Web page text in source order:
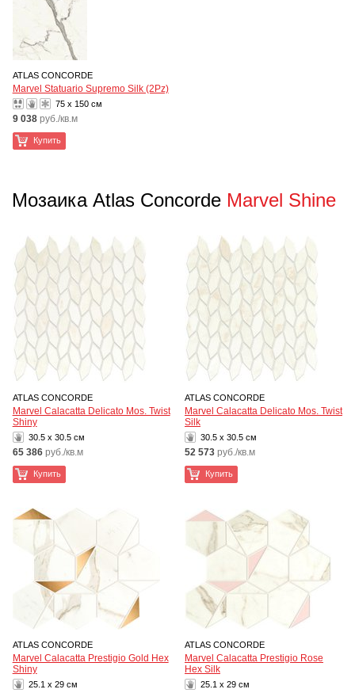
ATLAS CONCORDE
Marvel Statuario Supremo Silk (2Pz)
75 x 150 см
9 038 руб./кв.м
Купить
Мозаика Atlas Concorde Marvel Shine
ATLAS CONCORDE
Marvel Calacatta Delicato Mos. Twist
Shiny
30.5 x 30.5 см
65 386 руб./кв.м
Купить
ATLAS CONCORDE
Marvel Calacatta Delicato Mos. Twist
Silk
30.5 x 30.5 см
52 573 руб./кв.м
Купить
ATLAS CONCORDE
Marvel Calacatta Prestigio Gold Hex
Shiny
25.1 x 29 см
ATLAS CONCORDE
Marvel Calacatta Prestigio Rose
Hex Silk
25.1 x 29 см